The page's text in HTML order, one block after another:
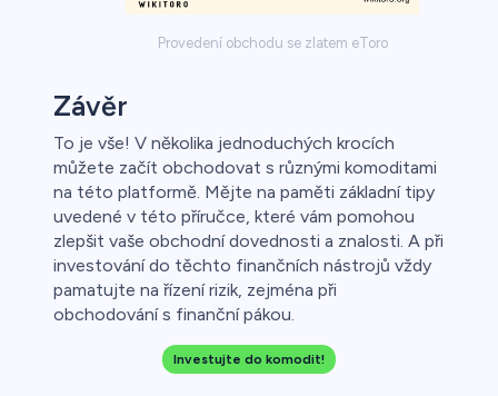
Provedení obchodu se zlatem eToro
Závěr
To je vše! V několika jednoduchých krocích
můžete začít obchodovat s různými komoditami
na této platformě. Mějte na paměti základní tipy
uvedené v této příručce, které vám pomohou
zlepšit vaše obchodní dovednosti a znalosti. A při
investování do těchto finančních nástrojů vždy
pamatujte na řízení rizik, zejména při
obchodování s finanční pákou.
Investujte do komodit!